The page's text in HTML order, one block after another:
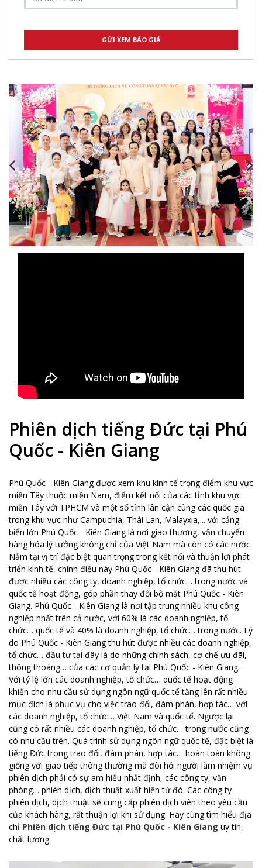
,, ,,,,,
Phiên dịch tiếng Đức tại Phú
Quốc - Kiên Giang
Phú Quốc - Kiên Giang được xem khu kinh tế trọng điểm khu vực
miền Tây thuộc miền Nam, điểm kết nối của các tỉnh khu vực
miền Tây với TPHCM và một số tỉnh lân cận cùng các quốc gia
trong khu vực như Campuchia, Thái Lan, Malayxia,... với cảng
biển lớn Phú Quốc - Kiên Giang là nơi giao thương, vận chuyển
hàng hóa lý tưởng không chỉ của Việt Nam mà còn có các nước.
Nằm tại vị trí đặc biệt quan trọng trong kết nối và thuận lợi phát
triển kinh tế, chính điều này Phú Quốc - Kiên Giang đã thu hút
được nhiều các công ty, doanh nghiệp, tổ chức… trong nước và
quốc tế hoạt động, góp phần thay đổi bộ mặt Phú Quốc - Kiên
Giang. Phú Quốc - Kiên Giang là nơi tập trung nhiều khu công
nghiệp nhất trên cả nước, với 60% là các doanh nghiệp, tổ
chức… quốc tế và 40% là doanh nghiệp, tổ chức… trong nước. Lý
do Phú Quốc - Kiên Giang thu hút được nhiều các doanh nghiệp,
tổ chức… đầu tư tại đây là do những chính sách, cơ chế ưu đãi,
thông thoáng… của các cơ quản lý tại Phú Quốc - Kiên Giang.
Với tỷ lệ lớn các doanh nghiệp, tổ chức… quốc tế hoạt động
khiến cho nhu cầu sử dụng ngôn ngữ quốc tế tăng lên rất nhiều
mục đích là phục vụ cho việc trao đổi, đàm phán, hợp tác… với
các doanh nghiệp, tổ chức… Việt Nam và quốc tế. Ngược lại
cũng có rất nhiều các doanh nghiệp, tổ chức… trong nước cũng
có nhu cầu trên. Quá trình sử dụng ngôn ngữ quốc tế, đặc biệt là
tiếng Đức trong trao đổi, đàm phán, hợp tác… hoàn toàn không
giống với giao tiếp thông thường mà đòi hỏi người làm nhiệm vụ
phiên dịch phải có sự am hiểu nhất định, các công ty, văn
phòng… phiên dịch, dịch thuật xuất hiện từ đó. Các công ty
phiên dịch, dịch thuật sẽ cung cấp phiên dịch viên theo yêu cầu
của khách hàng, rất thuận lợi khi sử dụng. Hãy cùng tìm hiểu địa
chỉ Phiên dịch tiếng Đức tại Phú Quốc - Kiên Giang uy tín,
chất lượng.